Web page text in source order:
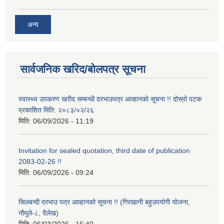
अन्य
सार्वजनिक खरिद/बोलपत्र सूचना
स्वास्थ्य उपकरण खरीद सम्बन्धी दरभाउपत्र आव्हानको सूचना !! दोस्रो पटक
प्रकाशित मिति: २०८३/०२/२६
मिति: 06/09/2026 - 11:19
Invitation for sealed quotation, third date of publication
2083-02-26 !!
मिति: 06/09/2026 - 09:24
सिलबन्दी दरभाउ पत्र आव्हानको सूचना !! (गिरखानी बहुउपयोगी योजना,
नौमूले-८, दैलेख)